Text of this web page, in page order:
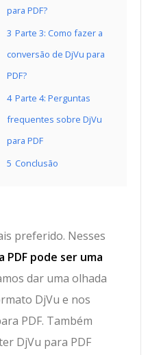
para PDF?
3 Parte 3: Como fazer a
conversão de DjVu para
PDF?
4 Parte 4: Perguntas
frequentes sobre DjVu
para PDF
5 Conclusão
preferido. Nesses
pode ser uma
dar uma olhada
DjVu e nos
PDF. Também
DjVu para PDF